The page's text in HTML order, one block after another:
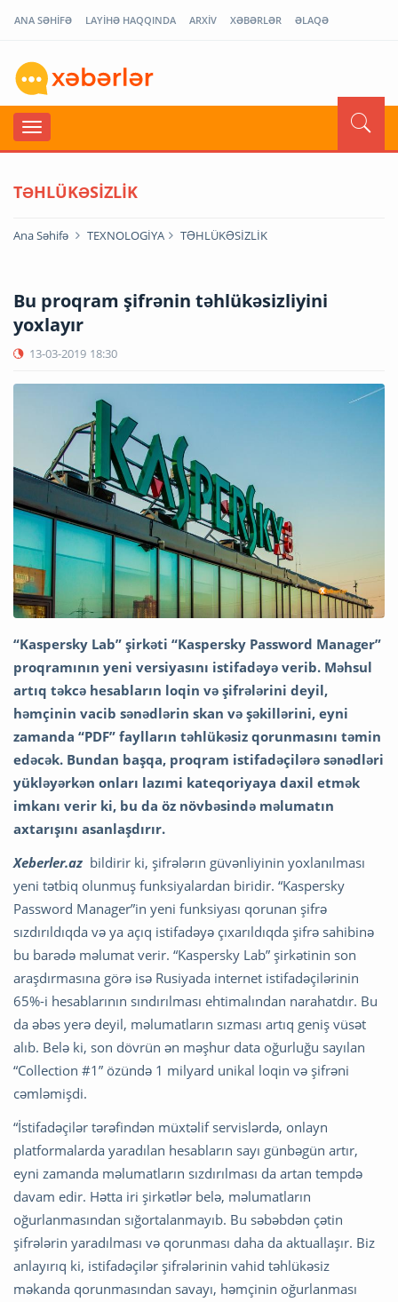
ANA SƏHİFƏ LAYİHƏ HAQQINDA ARXİV XƏBƏRLƏR ƏLAQƏ
TƏHLÜKƏSİZLİK
Ana Səhifə TEXNOLOGİYA TƏHLÜKƏSİZLİK
Bu proqram şifrənin təhlükəsizliyini
yoxlayır
13-03-2019 18:30
“Kaspersky Lab” şirkəti “Kaspersky Password Manager”
proqramının yeni versiyasını istifadəyə verib. Məhsul
artıq təkcə hesabların loqin və şifrələrini deyil,
həmçinin vacib sənədlərin skan və şəkillərini, eyni
zamanda “PDF” faylların təhlükəsiz qorunmasını təmin
edəcək. Bundan başqa, proqram istifadəçilərə sənədləri
yükləyərkən onları lazımi kateqoriyaya daxil etmək
imkanı verir ki, bu da öz növbəsində məlumatın
axtarışını asanlaşdırır.
Xeberler.az bildirir ki, şifrələrın güvənliyinin yoxlanılması
yeni tətbiq olunmuş funksiyalardan biridir. “Kaspersky
Password Manager”in yeni funksiyası qorunan şifrə
sızdırıldıqda və ya açıq istifadəyə çıxarıldıqda şifrə sahibinə
bu barədə məlumat verir. “Kaspersky Lab” şirkətinin son
araşdırmasına görə isə Rusiyada internet istifadəçilərinin
65%-i hesablarının sındırılması ehtimalından narahatdır. Bu
da əbəs yerə deyil, məlumatların sızması artıq geniş vüsət
alıb. Belə ki, son dövrün ən məşhur data oğurluğu sayılan
“Collection #1” özündə 1 milyard unikal loqin və şifrəni
cəmləmişdi.
“İstifadəçilər tərəfindən müxtəlif servislərdə, onlayn
platformalarda yaradılan hesabların sayı günbəgün artır,
eyni zamanda məlumatların sızdırılması da artan tempdə
davam edir. Hətta iri şirkətlər belə, məlumatların
oğurlanmasından sığortalanmayıb. Bu səbəbdən çətin
şifrələrin yaradılması və qorunması daha da aktuallaşır. Biz
anlayırıq ki, istifadəçilər şifrələrinin vahid təhlükəsiz
məkanda qorunmasından savayı, həmçinin oğurlanması